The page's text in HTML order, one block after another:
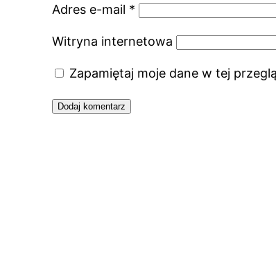
Adres e-mail *
Witryna internetowa
Zapamiętaj moje dane w tej